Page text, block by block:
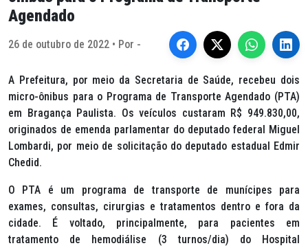
Agendado
26 de outubro de 2022 • Por -
A Prefeitura, por meio da Secretaria de Saúde, recebeu dois
micro-ônibus para o Programa de Transporte Agendado (PTA)
em Bragança Paulista. Os veículos custaram R$ 949.830,00,
originados de emenda parlamentar do deputado federal Miguel
Lombardi, por meio de solicitação do deputado estadual Edmir
Chedid.
O PTA é um programa de transporte de munícipes para
exames, consultas, cirurgias e tratamentos dentro e fora da
cidade. É voltado, principalmente, para pacientes em
tratamento de hemodiálise (3 turnos/dia) do Hospital